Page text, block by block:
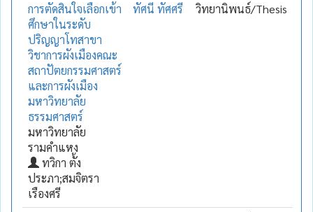
การตัดสินใจเลือกเข้า
ศึกษาในระดับ
ปริญญาโทสาขา
วิชาการผังเมืองคณะ
สถาปัตยกรรมศาสตร์
และการผังเมือง
มหาวิทยาลัย
ธรรมศาสตร์
มหาวิทยาลัย
รามคำแหง
ทวิกา ตั้ง
ประภา;สมจิตรา
เรืองศรี
ทัศนี ทัศศรี วิทยานิพนธ์/Thesis